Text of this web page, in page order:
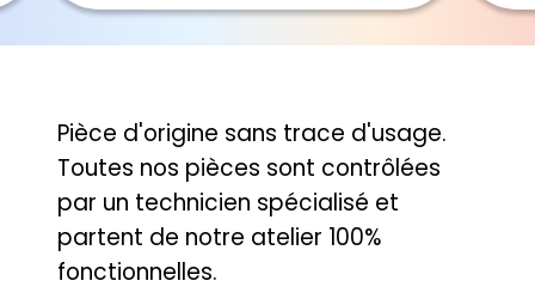
Pièce d'origine sans trace d'usage.
Toutes nos pièces sont contrôlées
par un technicien spécialisé et
partent de notre atelier 100%
fonctionnelles.